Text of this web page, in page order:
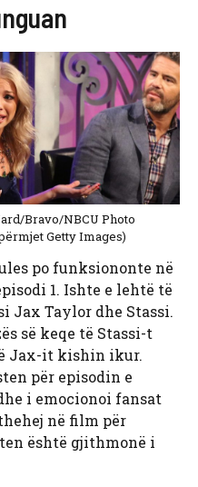
Bravo/NBCU Photo
Getty Images)
po funksiononte në
1. Ishte e lehtë të
Jax Taylor dhe Stassi.
së keqe të Stassi-t
Jax-it kishin ikur.
për episodin e
i emocionoi fansat
në film për
është gjithmonë i